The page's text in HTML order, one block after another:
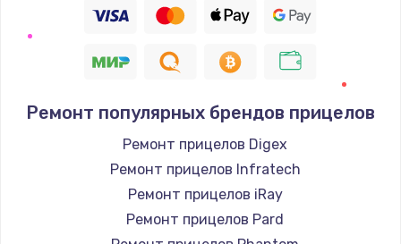
Ремонт популярных брендов прицелов
Ремонт прицелов Digex
Ремонт прицелов Infratech
Ремонт прицелов iRay
Ремонт прицелов Pard